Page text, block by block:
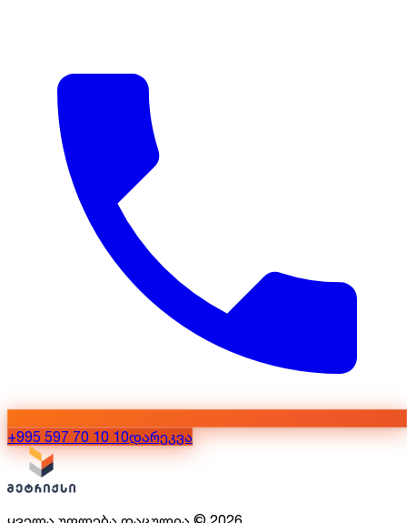
+995 597 70 10 10დარეკვა